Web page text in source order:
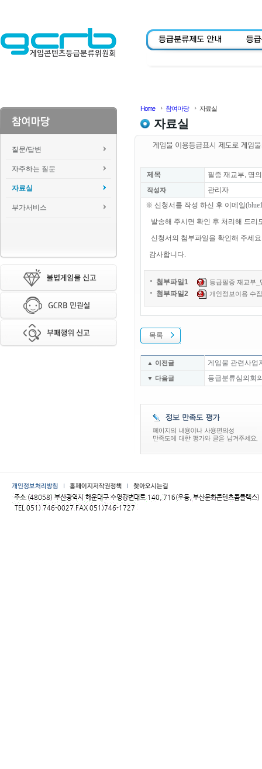
질문/답변
자주하는 질문
자료실
부가서비스
Home 참여마당 자료실
자료실
제목 필증 재교부, 명
작성자
관리자
※ 신청서를 작성 하신 후 이메일(
발송해 주시면 확인 후 처리해 드리
신청서의 첨부파일을 확인해 주세
감사합니다.
첨부파일1 등급필증 재교부
첨부파일2 개인정보이용 수
목록
▲ 이전글 게임물 관련사업
▼ 다음글 등급분류심의회